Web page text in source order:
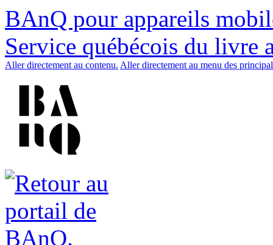
BAnQ pour appareils
Service québécois du livre
Aller directement au contenu. Aller directement au menu des